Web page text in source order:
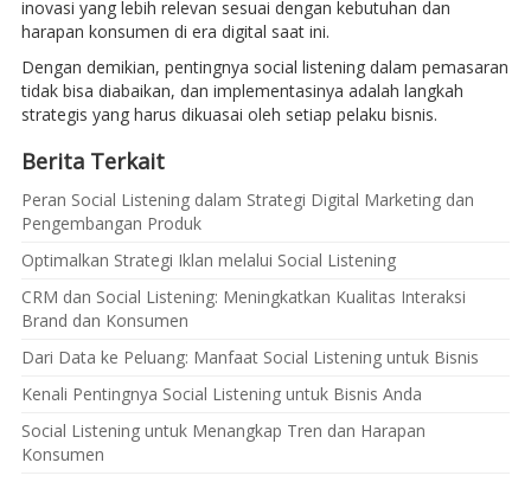
inovasi yang lebih relevan sesuai dengan kebutuhan dan
harapan konsumen di era digital saat ini.
Dengan demikian, pentingnya social listening dalam pemasaran
tidak bisa diabaikan, dan implementasinya adalah langkah
strategis yang harus dikuasai oleh setiap pelaku bisnis.
Berita Terkait
Peran Social Listening dalam Strategi Digital Marketing dan
Pengembangan Produk
Optimalkan Strategi Iklan melalui Social Listening
CRM dan Social Listening: Meningkatkan Kualitas Interaksi
Brand dan Konsumen
Dari Data ke Peluang: Manfaat Social Listening untuk Bisnis
Kenali Pentingnya Social Listening untuk Bisnis Anda
Social Listening untuk Menangkap Tren dan Harapan
Konsumen